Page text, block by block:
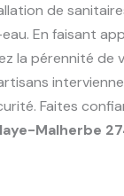
de
En faisant
la pérennité de
Faites
Malherbe